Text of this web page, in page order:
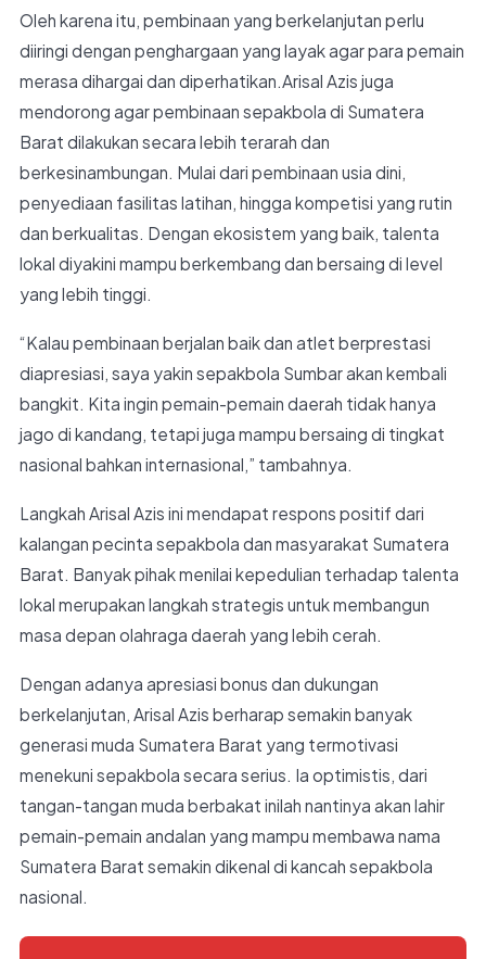
Oleh karena itu, pembinaan yang berkelanjutan perlu
diiringi dengan penghargaan yang layak agar para pemain
merasa dihargai dan diperhatikan.Arisal Azis juga
mendorong agar pembinaan sepakbola di Sumatera
Barat dilakukan secara lebih terarah dan
berkesinambungan. Mulai dari pembinaan usia dini,
penyediaan fasilitas latihan, hingga kompetisi yang rutin
dan berkualitas. Dengan ekosistem yang baik, talenta
lokal diyakini mampu berkembang dan bersaing di level
yang lebih tinggi.
“Kalau pembinaan berjalan baik dan atlet berprestasi
diapresiasi, saya yakin sepakbola Sumbar akan kembali
bangkit. Kita ingin pemain-pemain daerah tidak hanya
jago di kandang, tetapi juga mampu bersaing di tingkat
nasional bahkan internasional,” tambahnya.
Langkah Arisal Azis ini mendapat respons positif dari
kalangan pecinta sepakbola dan masyarakat Sumatera
Barat. Banyak pihak menilai kepedulian terhadap talenta
lokal merupakan langkah strategis untuk membangun
masa depan olahraga daerah yang lebih cerah.
Dengan adanya apresiasi bonus dan dukungan
berkelanjutan, Arisal Azis berharap semakin banyak
generasi muda Sumatera Barat yang termotivasi
menekuni sepakbola secara serius. Ia optimistis, dari
tangan-tangan muda berbakat inilah nantinya akan lahir
pemain-pemain andalan yang mampu membawa nama
Sumatera Barat semakin dikenal di kancah sepakbola
nasional.